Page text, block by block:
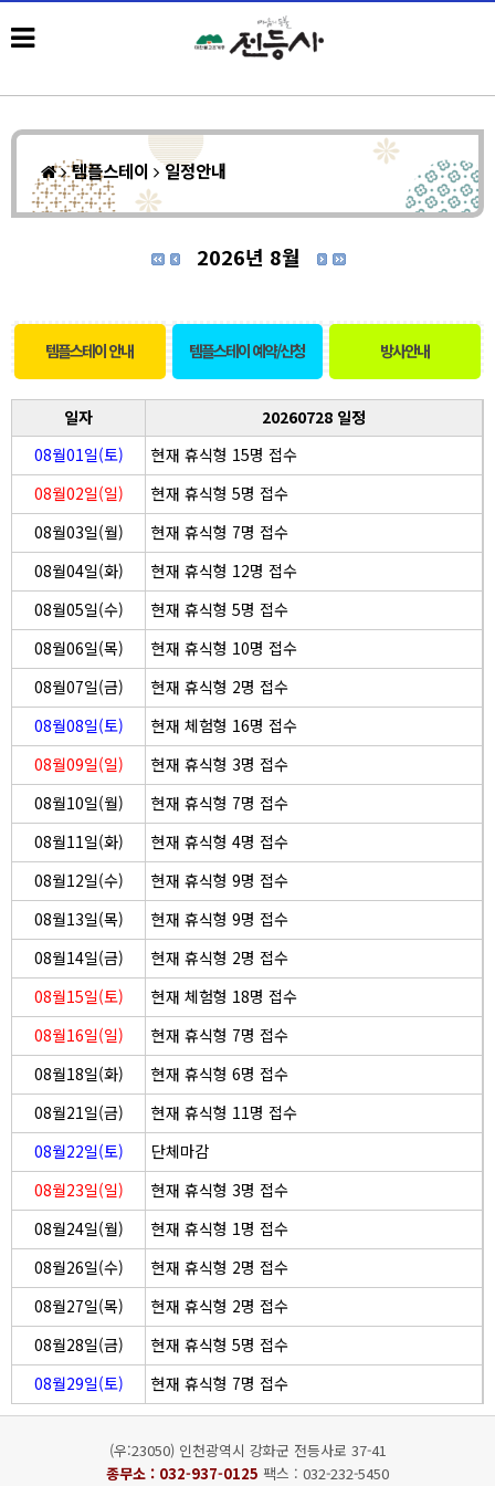
템플스테이 일정안내
2026년 8월
템플스테이 안내 템플스테이 예약/신청 방사안내
일자
20260728 일정
08월01일(토)
현재 휴식형 15명 접수
08월02일(일)
현재 휴식형 5명 접수
08월03일(월)
현재 휴식형 7명 접수
08월04일(화)
현재 휴식형 12명 접수
08월05일(수)
현재 휴식형 5명 접수
08월06일(목)
현재 휴식형 10명 접수
08월07일(금)
현재 휴식형 2명 접수
08월08일(토)
현재 체험형 16명 접수
08월09일(일)
현재 휴식형 3명 접수
08월10일(월)
현재 휴식형 7명 접수
08월11일(화)
현재 휴식형 4명 접수
08월12일(수)
현재 휴식형 9명 접수
08월13일(목)
현재 휴식형 9명 접수
08월14일(금)
현재 휴식형 2명 접수
08월15일(토)
현재 체험형 18명 접수
08월16일(일)
현재 휴식형 7명 접수
08월18일(화)
현재 휴식형 6명 접수
08월21일(금)
현재 휴식형 11명 접수
08월22일(토)
단체마감
08월23일(일)
현재 휴식형 3명 접수
08월24일(월)
현재 휴식형 1명 접수
08월26일(수)
현재 휴식형 2명 접수
08월27일(목)
현재 휴식형 2명 접수
08월28일(금)
현재 휴식형 5명 접수
08월29일(토)
현재 휴식형 7명 접수
(우:23050) 인천광역시 강화군 전등사로 37-41
종무소 : 032-937-0125 팩스 : 032-232-5450